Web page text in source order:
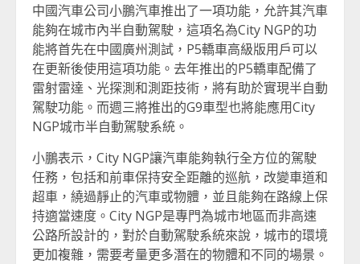
中國汽車公司小鵬汽車推出了一項功能，允許其汽車
能夠在城市內半自動駕駛，這項名為City NGP的功
能將首先在中國廣州測試，P5轎車高級版用戶可以
在更新後使用這項功能。去年推出的P5轎車配備了
雷射雷達、光探測和測距技術，將有助於實現半自動
駕駛功能。而週三將推出的G9車型也將能應用City
NGP城市半自動駕駛系統。
小鵬表示，City NGP讓汽車能夠執行全方位的駕駛
任務，包括和前車保持安全距離的巡航，改變車道和
超車，繞過靜止的汽車或物體，並且能夠在路線上保
持適當速度。City NGP是專門為城市地區而非高速
公路所設計的，對於自動駕駛系統來說，城市的環境
更加複雜，需要考量更多潛在的物體和不同的場景。